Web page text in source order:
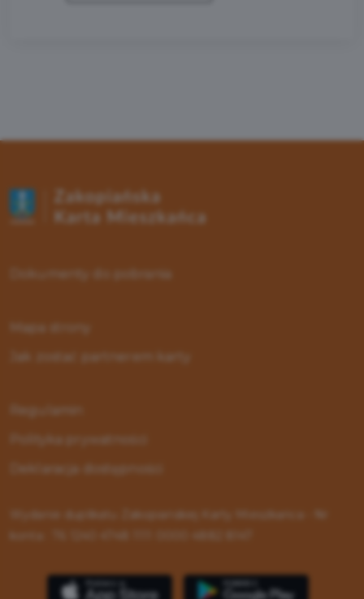
Dokumenty do pobrania
Mapa strony
Jak zostać partnerem karty
Regulamin
Polityka prywatności
Deklaracja dostępności
Wydanie duplikatu Zakopiańskiej Karty Mieszkańca - Nr